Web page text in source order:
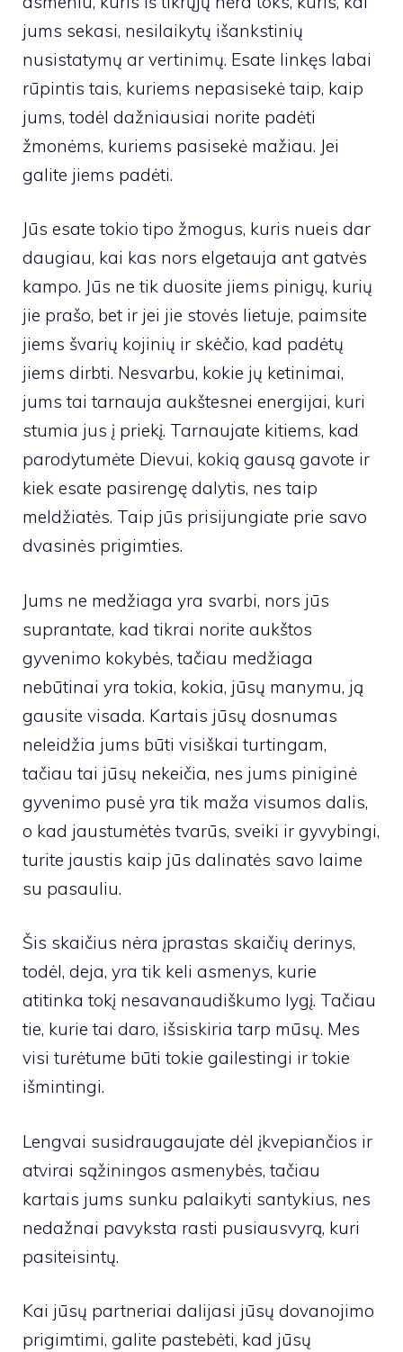
jums sekasi, nesilaikytų išankstinių
nusistatymų ar vertinimų. Esate linkęs labai
rūpintis tais, kuriems nepasisekė taip, kaip
jums, todėl dažniausiai norite padėti
žmonėms, kuriems pasisekė mažiau. Jei
galite jiems padėti.
Jūs esate tokio tipo žmogus, kuris nueis dar
daugiau, kai kas nors elgetauja ant gatvės
kampo. Jūs ne tik duosite jiems pinigų, kurių
jie prašo, bet ir jei jie stovės lietuje, paimsite
jiems švarių kojinių ir skėčio, kad padėtų
jiems dirbti. Nesvarbu, kokie jų ketinimai,
jums tai tarnauja aukštesnei energijai, kuri
stumia jus į priekį. Tarnaujate kitiems, kad
parodytumėte Dievui, kokią gausą gavote ir
kiek esate pasirengę dalytis, nes taip
meldžiatės. Taip jūs prisijungiate prie savo
dvasinės prigimties.
Jums ne medžiaga yra svarbi, nors jūs
suprantate, kad tikrai norite aukštos
gyvenimo kokybės, tačiau medžiaga
nebūtinai yra tokia, kokia, jūsų manymu, ją
gausite visada. Kartais jūsų dosnumas
neleidžia jums būti visiškai turtingam,
tačiau tai jūsų nekeičia, nes jums piniginė
gyvenimo pusė yra tik maža visumos dalis,
o kad jaustumėtės tvarūs, sveiki ir gyvybingi,
turite jaustis kaip jūs dalinatės savo laime
su pasauliu.
Šis skaičius nėra įprastas skaičių derinys,
todėl, deja, yra tik keli asmenys, kurie
atitinka tokį nesavanaudiškumo lygį. Tačiau
tie, kurie tai daro, išsiskiria tarp mūsų. Mes
visi turėtume būti tokie gailestingi ir tokie
išmintingi.
Lengvai susidraugaujate dėl įkvepiančios ir
atvirai sąžiningos asmenybės, tačiau
kartais jums sunku palaikyti santykius, nes
nedažnai pavyksta rasti pusiausvyrą, kuri
pasiteisintų.
Kai jūsų partneriai dalijasi jūsų dovanojimo
prigimtimi, galite pastebėti, kad jūsų